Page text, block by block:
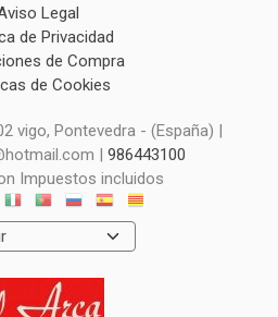
Legal
de Privacidad
de Compra
de Cookies
vigo, Pontevedra - (España) |
| 986443100
Impuestos incluidos